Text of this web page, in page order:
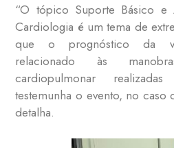
“O tópico Suporte Básico e
Cardiologia é um tema de
que o prognóstico da
relacionado às
cardiopulmonar
testemunha o evento, no caso
detalha.